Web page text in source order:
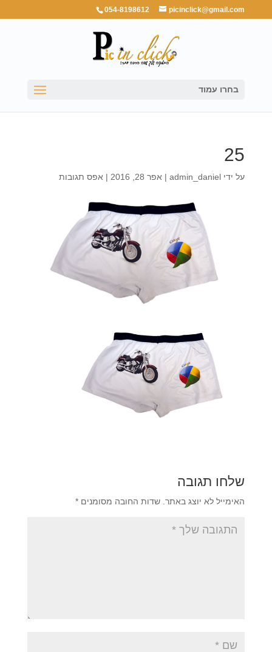
054-8198612 picinclick@gmail.com
בחרו עמוד
25
על ידי admin_daniel
| אפר 28, 2016 | אפס תגובות
שלחו תגובה
האימייל לא יוצג באתר. שדות החובה מסומנים *